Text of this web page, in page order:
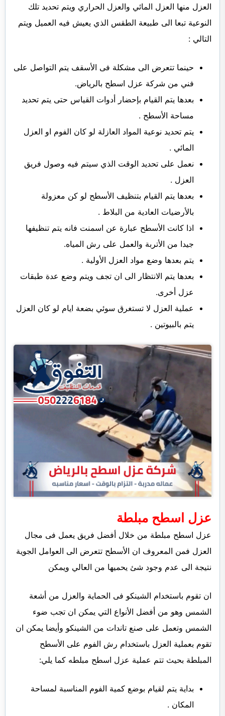
العزل منها العزل المائي والعزل الحراري ويتم تحديد تلك
النوعية تبعا الى طبيعة الطقس الذي يعيش فيه العميل ويتم
التالي :
حينما تتعرض الى مشكلة فى الأسقف يتم التواصل على
فني من شركة عزل اسطح بالرياض.
بعدها يتم القيام بإحضار أدوات القياس حتى يتم تحديد
مساحة الأسطح .
يتم تحديد نوعية المواد العازلة لو كان الفوم او العزل
المائي .
نعمل على تحديد الوقت الذي سيتم فيه وصول فريق
العزل .
بعدها يتم القيام بتنظيف الأسطح لو كن معزولة
بالأرضيات العادية من البلاط .
اذا كانت الأسطح عبارة عن اسمنت فانه يتم تنظيفها
جيدا من الأتربة والعمل على رش المياه.
يتم بعدها وضع مواد العزل الأولية .
بعدها يتم الانتظار الى ان تجف ويتم وضع عدة طبقات
عزل أخرى.
عملية العزل لا تستغرق سوئي بضعة ايام لو كان العزل
يتم بالبيوتين .
عزل اسطح مبلطة
عزل اسطح مبلطة من خلال أفضل فريق يعمل فى مجال
العزل فمن المعروف ان الأسطح تتعرض الى العوامل الجوية
نتيجة الى عدم وجود شئ يحميها من العالي ويمكن
ان تقوم باستخدام الشينكو فى الحماية والعزل من أشعة
الشمس وهو من أفضل الأنواع التي يمكن ان تجب ضوء
الشمس وتعمل على صنع تاندات من الشينكو وأيضا يمكن ان
تقوم بعملية العزل باستخدام رش الفوم على الأسطح
المبلطة بحيث تتم عملية عزل اسطح مبلطه كما يلي:
بداية يتم لقيام بوضع كمية الفوم المناسبة لمساحة
المكان .